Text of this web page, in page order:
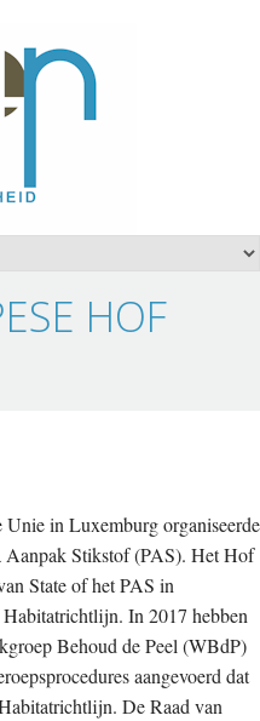
HOF
in Luxemburg organiseerde
Aanpak Stikstof (PAS). Het Hof
State of het PAS in
Habitatrichtlijn. In 2017 hebben
Behoud de Peel (WBdP)
aangevoerd dat
De Raad van